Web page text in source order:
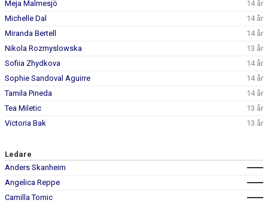
Meja Malmesjö
14 år
Michelle Dal
14 år
Miranda Bertell
14 år
Nikola Rozmyslowska
13 år
Sofiia Zhydkova
14 år
Sophie Sandoval Aguirre
14 år
Tamila Pineda
14 år
Tea Miletic
13 år
Victoria Bak
13 år
Ledare
Anders Skanheim
Angelica Reppe
Camilla Tomic